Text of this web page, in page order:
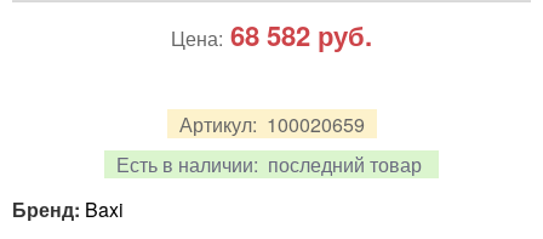
Артикул: 100020659
Есть в наличии: последний товар
Цена: 68 582 руб.
Бренд: Baxi